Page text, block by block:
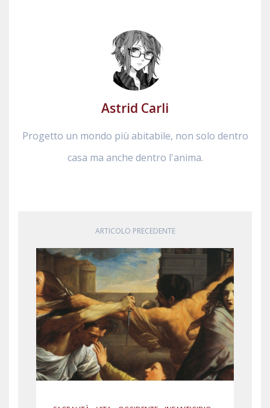
Astrid Carli
Progetto un mondo più abitabile, non solo dentro
casa ma anche dentro l'anima.
ARTICOLO PRECEDENTE